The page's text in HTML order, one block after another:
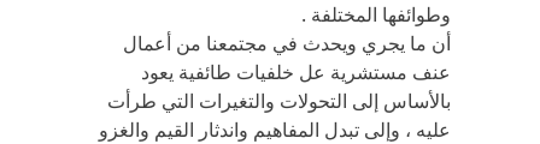
وطوائفها المختلفة .
أن ما يجري ويحدث في مجتمعنا من أعمال
عنف مستشرية عل خلفيات طائفية يعود
بالأساس إلى التحولات والتغيرات التي طرأت
عليه ، وإلى تبدل المفاهيم واندثار القيم والغزو